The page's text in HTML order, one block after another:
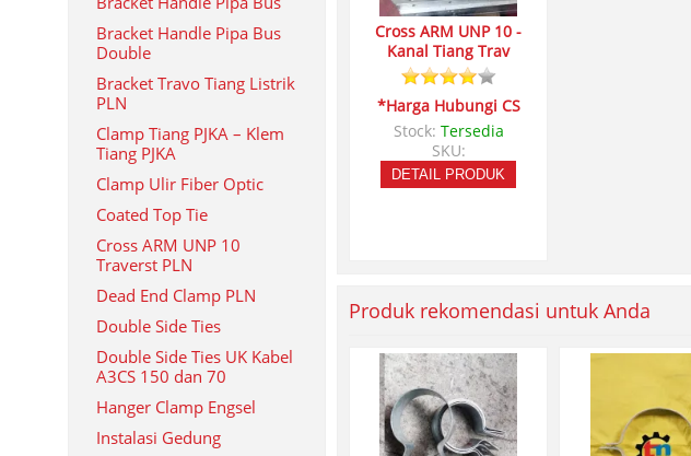
Cross ARM UNP 10 -
Kanal Tiang Trav
*Harga Hubungi CS
Stock: Tersedia
SKU:
DETAIL PRODUK
Produk rekomendasi untuk Anda
Bracket Handle Pipa Bus
Double
Bracket Travo Tiang Listrik
PLN
Clamp Tiang PJKA – Klem
Tiang PJKA
Clamp Ulir Fiber Optic
Coated Top Tie
Cross ARM UNP 10
Traverst PLN
Dead End Clamp PLN
Double Side Ties
Double Side Ties UK Kabel
A3CS 150 dan 70
Hanger Clamp Engsel
Instalasi Gedung